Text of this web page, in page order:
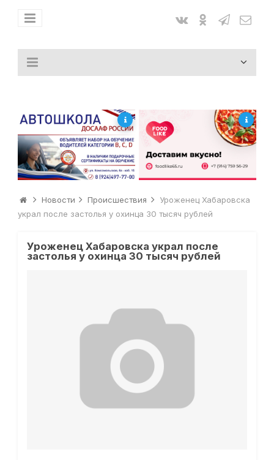
Новости Происшествия
Уроженец Хабаровска
украл после застолья у охинца 30 тысяч рублей
Уроженец Хабаровска украл после
застолья у охинца 30 тысяч рублей